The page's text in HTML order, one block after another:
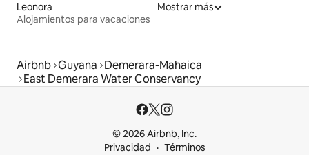
Leonora
Alojamientos para vacaciones
Mostrar más
Airbnb Guyana Demerara-Mahaica
East Demerara Water Conservancy
© 2026 Airbnb, Inc.
Privacidad
Términos